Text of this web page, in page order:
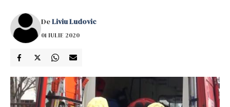
DeLiviu Ludovic
01 IULIE 2020